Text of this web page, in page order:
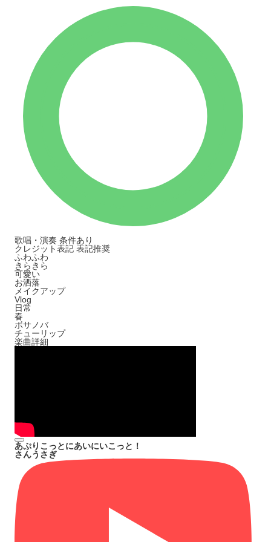
歌唱・演奏 条件あり
クレジット表記 表記推奨
ふわふわ
きらきら
可愛い
お洒落
メイクアップ
Vlog
日常
春
ボサノバ
チューリップ
楽曲詳細
あぷりこっとにあいにいこっと！
さんうさぎ